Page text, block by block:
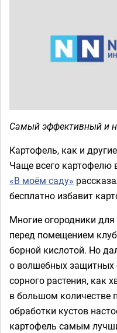
Самый эффективный и
Картофель, как и
Чаще всего картофелю
«В моём саду»
бесплатно избавит
Многие огородники
перед помещением
борной кислотой. Но
о волшебных защитных
сорного растения, как
в большом количестве
обработки кустов
картофель самым